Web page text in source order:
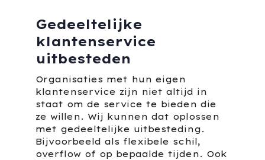
Gedeeltelijke
klantenservice
uitbesteden
Organisaties met hun eigen
klantenservice zijn niet altijd in
staat om de service te bieden die
ze willen. Wij kunnen dat oplossen
met gedeeltelijke uitbesteding.
Bijvoorbeeld als flexibele schil,
overflow of op bepaalde tijden. Ook